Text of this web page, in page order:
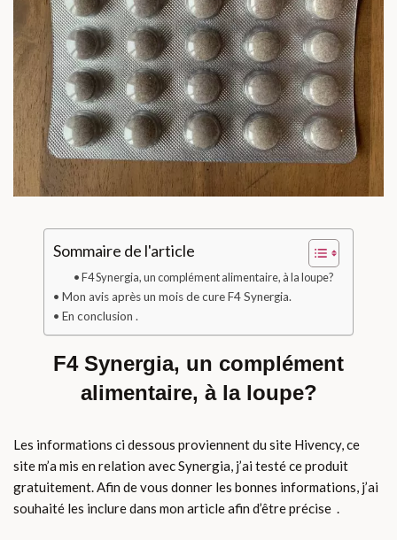
Sommaire de l'article
F4 Synergia, un complément alimentaire, à la loupe?
Mon avis après un mois de cure F4 Synergia.
En conclusion .
F4 Synergia, un complément
alimentaire, à la loupe?
Les informations ci dessous proviennent du site Hivency, ce
site m’a mis en relation avec Synergia, j’ai testé ce produit
gratuitement. Afin de vous donner les bonnes informations, j’ai
souhaité les inclure dans mon article afin d’être précise .